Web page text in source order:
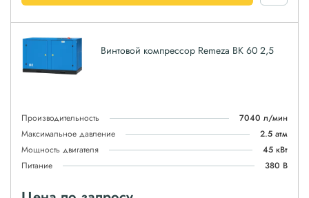
Винтовой компрессор Remeza ВК 60 2,5
Производительность
7040 л/мин
Максимальное давление
2.5 атм
Мощность двигателя
45 кВт
Питание
380 В